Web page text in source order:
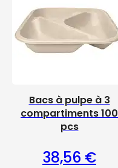
Bacs à pulpe à 3
compartiments 100
pcs
38,56 €